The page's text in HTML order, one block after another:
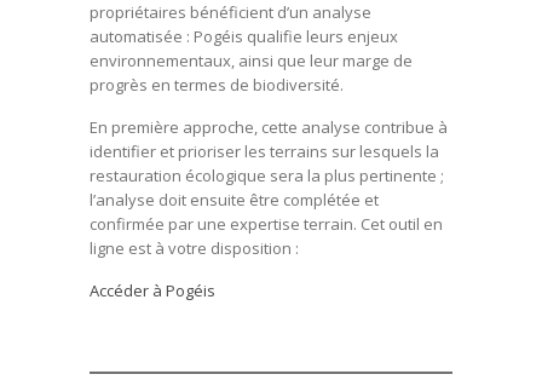
propriétaires bénéficient d’un analyse
automatisée : Pogéis qualifie leurs enjeux
environnementaux, ainsi que leur marge de
progrès en termes de biodiversité.
En première approche, cette analyse contribue à
identifier et prioriser les terrains sur lesquels la
restauration écologique sera la plus pertinente ;
l’analyse doit ensuite être complétée et
confirmée par une expertise terrain. Cet outil en
ligne est à votre disposition :
Accéder à Pogéis